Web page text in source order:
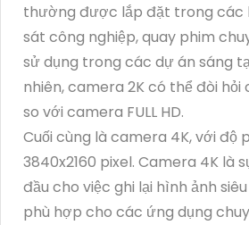
thường được lắp đặt trong các
sát công nghiệp, quay phim
sử dụng trong các dự án sáng
nhiên, camera 2K có thể đòi
so với camera FULL HD.
Cuối cùng là camera 4K, với độ
3840x2160 pixel. Camera 4K là
đầu cho việc ghi lại hình ảnh
phù hợp cho các ứng dụng